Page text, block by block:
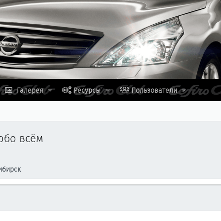
Галерея Ресурсы Пользователи
всём